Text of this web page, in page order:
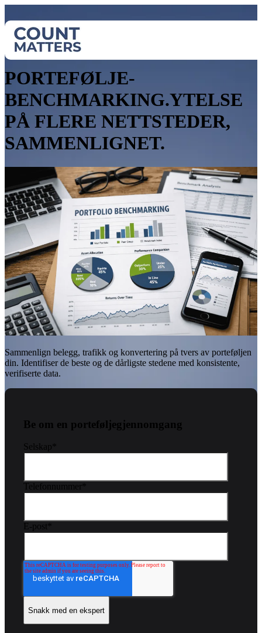
Standardisert ytelse på tvers av alle lokasjoner
PORTEFØLJE-
BENCHMARKING.YTELSE
PÅ FLERE NETTSTEDER,
SAMMENLIGNET.
Sammenlign belegg, trafikk og konvertering på tvers av porteføljen
din. Identifiser de beste og de dårligste stedene med konsistente,
verifiserte data.
Be om en porteføljegjennomgang
Selskap
Telefonnummer
E-post